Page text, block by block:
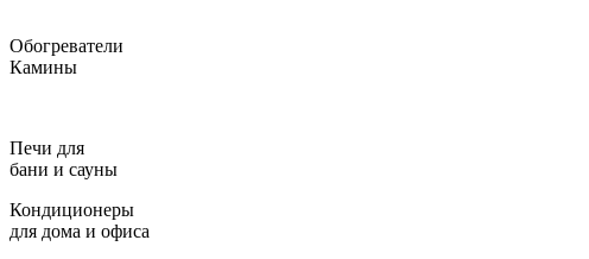
Обогреватели
Камины
Печи для
бани и сауны
Кондиционеры
для дома и офиса